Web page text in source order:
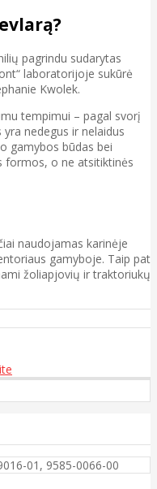
pagrindu sudarytas
laboratorijoje sukūrė
Kwolek.
tempimui – pagal svorį
nedegus ir nelaidus
gamybos būdas bei
formos, o ne atsitiktinės
naudojamas karinėje
gamyboje. Taip pat
žoliapjovių ir traktoriukų
01, 9585-0066-00